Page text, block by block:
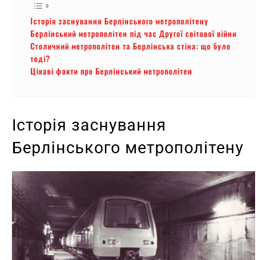
Історія заснування Берлінського метрополітену
Берлінський метрополітен під час Другої світової війни
Столичний метрополітен та Берлінська стіна: що було
тоді?
Цікаві факти про Берлінський метрополітен
Історія заснування
Берлінського метрополітену